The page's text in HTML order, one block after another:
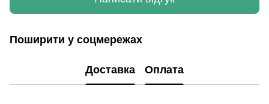
Поширити у соцмережах
Доставка Оплата